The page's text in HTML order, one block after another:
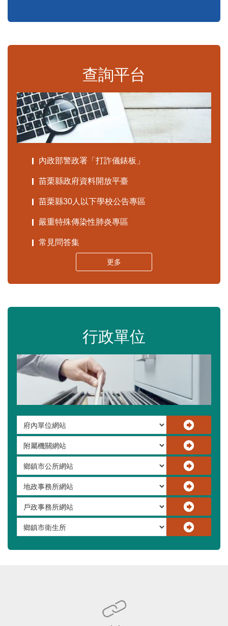
查詢平台
內政部警政署「打詐儀錶板」
苗栗縣政府資料開放平臺
苗栗縣30人以下學校公告專區
嚴重特殊傳染性肺炎專區
常見問答集
更多
行政單位